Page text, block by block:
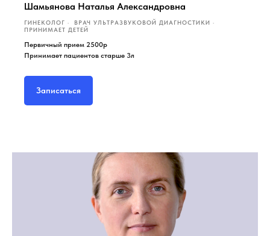
Шамьянова Наталья Александровна
ГИНЕКОЛОГ
ВРАЧ УЛЬТРАЗВУКОВОЙ ДИАГНОСТИКИ
ПРИНИМАЕТ ДЕТЕЙ
Первичный прием 2500р
Принимает пациентов старше 3л
Записаться